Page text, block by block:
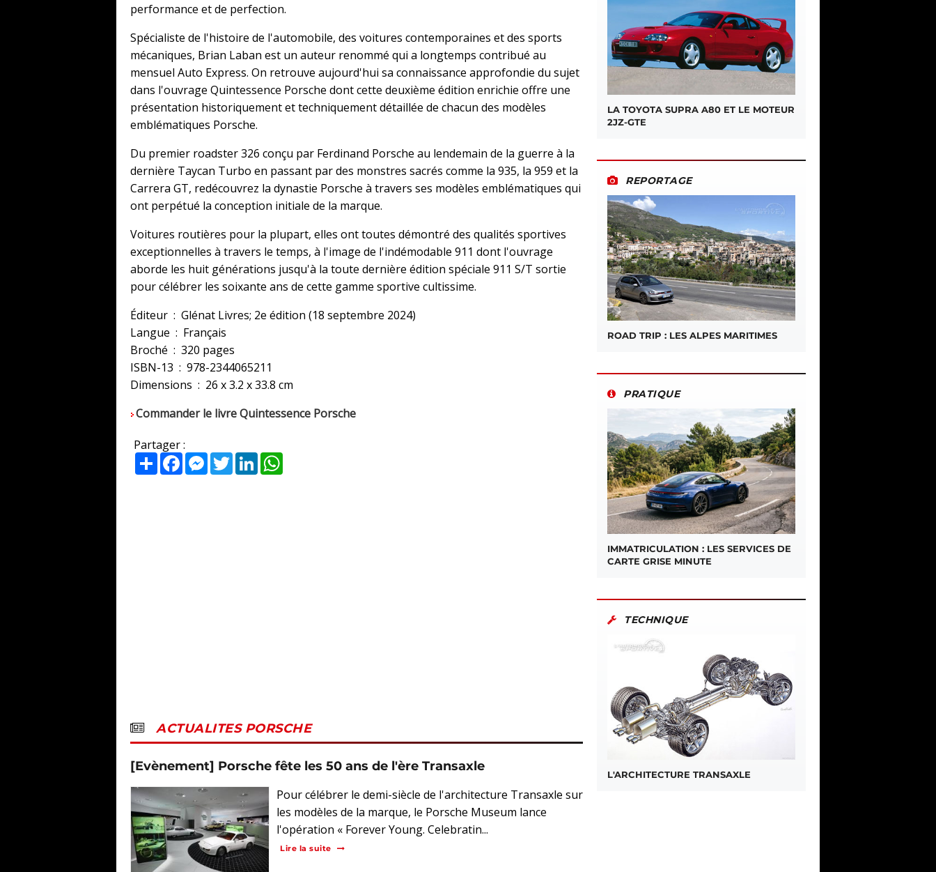
performance et de perfection.
Spécialiste de l'histoire de l'automobile, des voitures contemporaines et des sports
mécaniques, Brian Laban est un auteur renommé qui a longtemps contribué au
mensuel Auto Express. On retrouve aujourd'hui sa connaissance approfondie du sujet
dans l'ouvrage Quintessence Porsche dont cette deuxième édition enrichie offre une
présentation historiquement et techniquement détaillée de chacun des modèles
emblématiques Porsche.
Du premier roadster 326 conçu par Ferdinand Porsche au lendemain de la guerre à la
dernière Taycan Turbo en passant par des monstres sacrés comme la 935, la 959 et la
Carrera GT, redécouvrez la dynastie Porsche à travers ses modèles emblématiques qui
ont perpétué la conception initiale de la marque.
Voitures routières pour la plupart, elles ont toutes démontré des qualités sportives
exceptionnelles à travers le temps, à l'image de l'indémodable 911 dont l'ouvrage
aborde les huit générations jusqu'à la toute dernière édition spéciale 911 S/T sortie
pour célébrer les soixante ans de cette gamme sportive cultissime.
Éditeur ‏ : ‎ Glénat Livres; 2e édition (18 septembre 2024)
Langue ‏ : ‎ Français
Broché ‏ : ‎ 320 pages
ISBN-13 ‏ : ‎ 978-2344065211
Dimensions ‏ : ‎ 26 x 3.2 x 33.8 cm
Commander le livre Quintessence Porsche
Partager :
PartagerFacebookMessenger
TwitterLinkedIn
ACTUALITES PORSCHE
[Evènement] Porsche fête les 50 ans de l'ère Transaxle
Pour célébrer le demi-siècle de l'architecture Transaxle sur
les modèles de la marque, le Porsche Museum lance
l'opération « Forever Young. Celebratin...
Lire la suite
LA TOYOTA SUPRA A80 ET LE MOTEUR
2JZ-GTE
REPORTAGE
ROAD TRIP : LES ALPES MARITIMES
PRATIQUE
IMMATRICULATION : LES SERVICES DE
CARTE GRISE MINUTE
TECHNIQUE
L'ARCHITECTURE TRANSAXLE